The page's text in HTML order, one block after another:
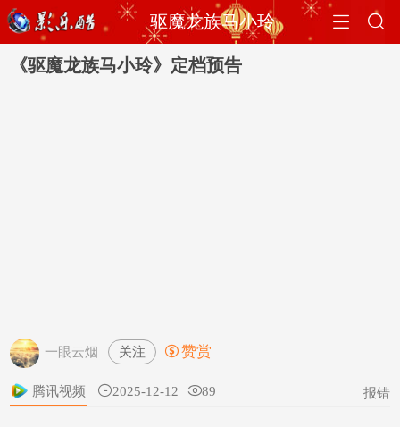
 
驱魔龙族马小玲
《驱魔龙族马小玲》定档预告
一眼云烟 关注 赞赏
腾讯视频 2025-12-12 89 报错